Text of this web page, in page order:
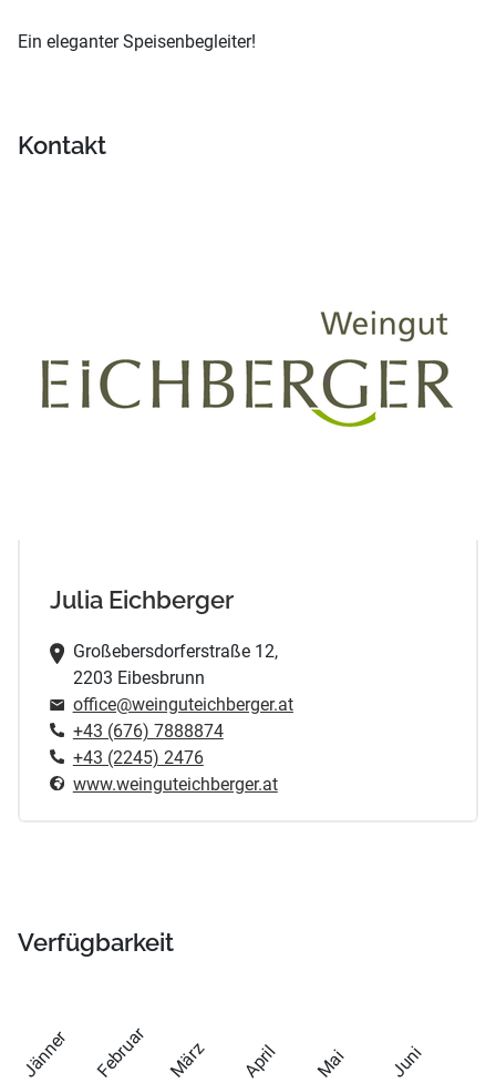
Ein eleganter Speisenbegleiter!
Kontakt
Julia Eichberger
Großebersdorferstraße 12,
2203 Eibesbrunn
office@weinguteichberger.at
+43 (676) 7888874
+43 (2245) 2476
www.weinguteichberger.at
Verfügbarkeit
Jänner Februar März April Mai Juni